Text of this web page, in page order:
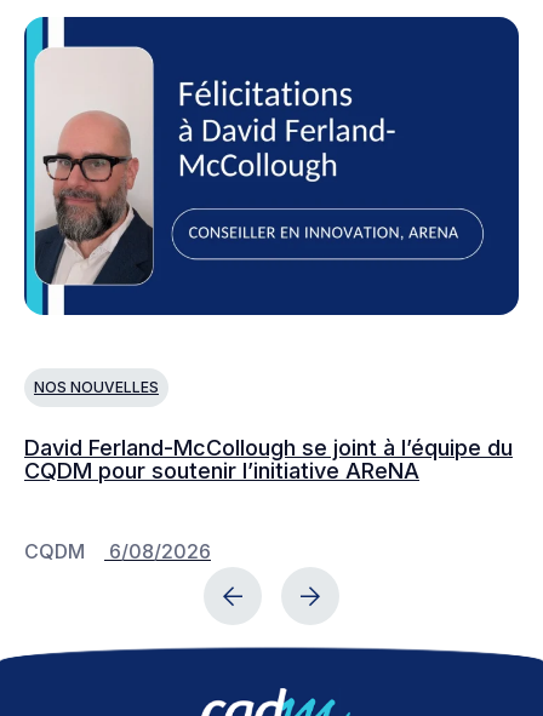
NOS NOUVELLES
David Ferland-McCollough se joint à l’équipe du
CQDM pour soutenir l’initiative AReNA
CQDM 6/08/2026